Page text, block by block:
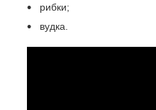
рибки;
вудка.